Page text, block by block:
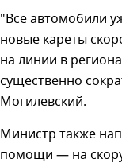
"Все автомобили
новые кареты
на линии в
существенно
Могилевский.
Министр также
помощи — на